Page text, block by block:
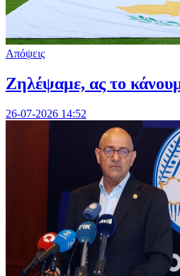
Απόψεις
Ζηλέψαμε, ας το
26-07-2026 14:52